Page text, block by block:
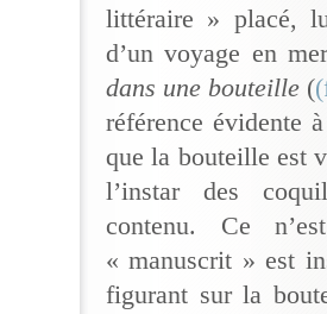
littéraire » placé,
d’un voyage en
dans une bouteille (
référence évidente
que la bouteille est
l’instar des
contenu. Ce
« manuscrit » est
figurant sur la